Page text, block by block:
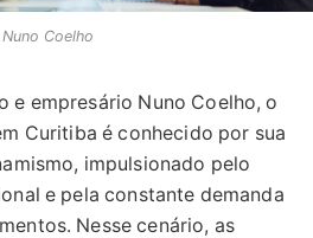
Nuno Coelho
e empresário Nuno Coelho, o
Curitiba é conhecido por sua
impulsionado pelo
e pela constante demanda
Nesse cenário, as